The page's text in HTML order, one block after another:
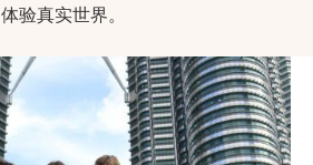
体验真实世界。